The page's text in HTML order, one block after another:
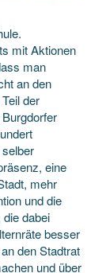
mit Aktionen
man
an den
der
eine
mehr
und die
dabei
besser
den Stadtrat
und über